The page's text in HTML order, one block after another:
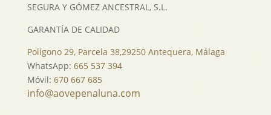
SEGURA Y GÓMEZ ANCESTRAL, S.L.
GARANTÍA DE CALIDAD
Polígono 29, Parcela 38,29250 Antequera, Málaga
WhatsApp: 665 537 394
Móvil: 670 667 685
info@aovepenaluna.com